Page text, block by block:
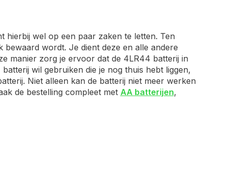
hierbij wel op een paar zaken te letten. Ten
wordt. Je dient deze en alle andere
manier zorg je ervoor dat de 4LR44 batterij in
wil gebruiken die je nog thuis hebt liggen,
Niet alleen kan de batterij niet meer werken
de bestelling compleet met AA batterijen,